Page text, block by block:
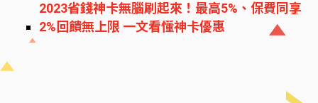
2023省錢神卡無腦刷起來！最高5%、保費同享
2%回饋無上限 一文看懂神卡優惠